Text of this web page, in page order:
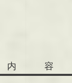
内 容